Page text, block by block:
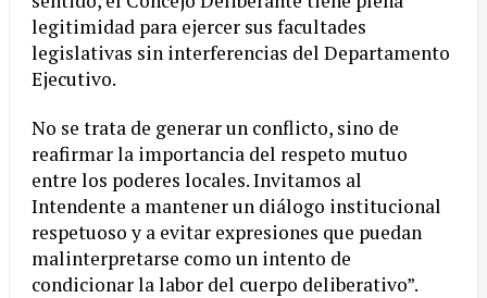
legitimidad para ejercer sus facultades
legislativas sin interferencias del Departamento
Ejecutivo.
No se trata de generar un conflicto, sino de
reafirmar la importancia del respeto mutuo
entre los poderes locales. Invitamos al
Intendente a mantener un diálogo institucional
respetuoso y a evitar expresiones que puedan
malinterpretarse como un intento de
condicionar la labor del cuerpo deliberativo”.